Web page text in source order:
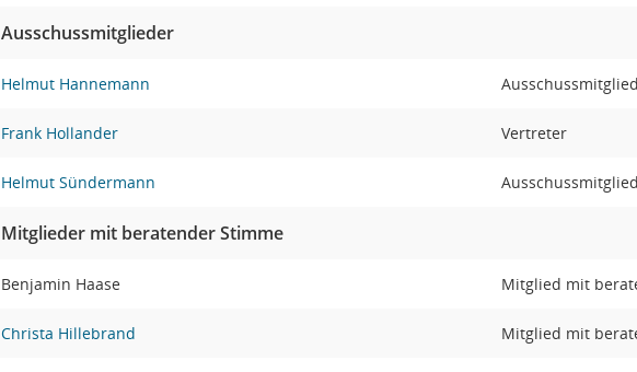
Ausschussmitglieder
Helmut Hannemann Ausschussmitglied
Frank Hollander Vertreter
Helmut Sündermann Ausschussmitglied
Mitglieder mit beratender Stimme
Benjamin Haase Mitglied mit
Christa Hillebrand Mitglied mit